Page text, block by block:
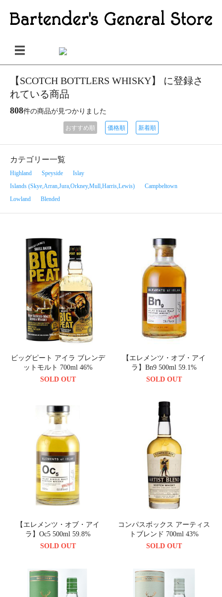
【SCOTCH BOTTLERS WHISKY】 に登録さ
れている商品
808件の商品が見つかりました
おすすめ順 価格順 新着順
カテゴリー一覧
Highland Speyside
Islay
Islands (Skye,Arran,Jura,Orkney,Mull,Harris,Lewis)
Campbeltown
Lowland
Blended
ビッグピート アイラ ブレンデ
ットモルト 700ml 46%
SOLD OUT
【エレメンツ・オブ・アイ
ラ】Bn9 500ml 59.1%
SOLD OUT
【エレメンツ・オブ・アイ
ラ】Oc5 500ml 59.8%
SOLD OUT
コンパスボックス アーティス
トブレンド 700ml 43%
SOLD OUT